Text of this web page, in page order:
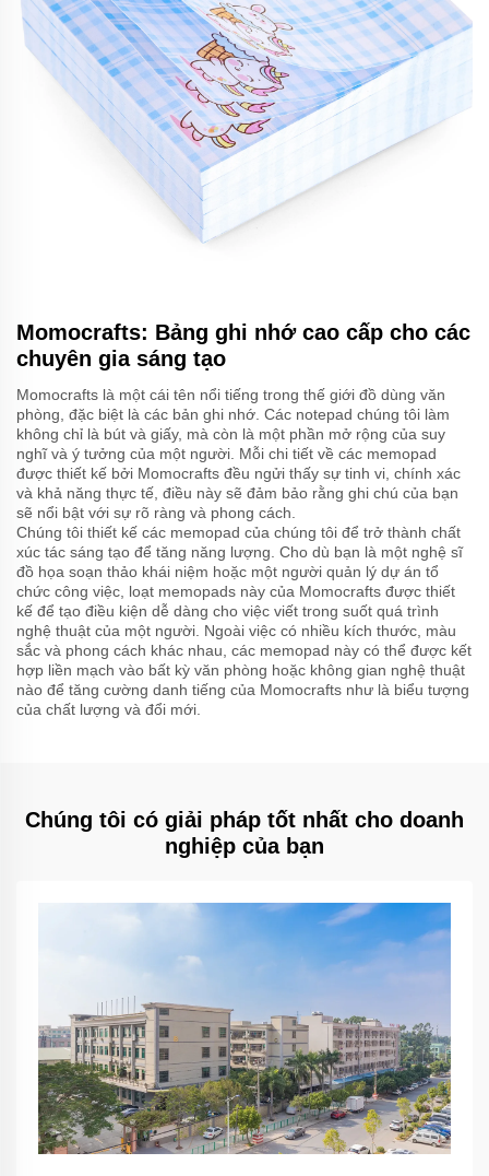
Momocrafts: Bảng ghi nhớ cao cấp cho các
chuyên gia sáng tạo
Momocrafts là một cái tên nổi tiếng trong thế giới đồ dùng văn
phòng, đặc biệt là các bản ghi nhớ. Các notepad chúng tôi làm
không chỉ là bút và giấy, mà còn là một phần mở rộng của suy
nghĩ và ý tưởng của một người. Mỗi chi tiết về các memopad
được thiết kế bởi Momocrafts đều ngửi thấy sự tinh vi, chính xác
và khả năng thực tế, điều này sẽ đảm bảo rằng ghi chú của bạn
sẽ nổi bật với sự rõ ràng và phong cách.
Chúng tôi thiết kế các memopad của chúng tôi để trở thành chất
xúc tác sáng tạo để tăng năng lượng. Cho dù bạn là một nghệ sĩ
đồ họa soạn thảo khái niệm hoặc một người quản lý dự án tổ
chức công việc, loạt memopads này của Momocrafts được thiết
kế để tạo điều kiện dễ dàng cho việc viết trong suốt quá trình
nghệ thuật của một người. Ngoài việc có nhiều kích thước, màu
sắc và phong cách khác nhau, các memopad này có thể được kết
hợp liền mạch vào bất kỳ văn phòng hoặc không gian nghệ thuật
nào để tăng cường danh tiếng của Momocrafts như là biểu tượng
của chất lượng và đổi mới.
Chúng tôi có giải pháp tốt nhất cho doanh
nghiệp của bạn